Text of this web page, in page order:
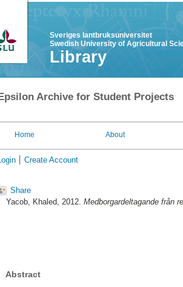
Sveriges lantbruksuniversitet
Swedish University of Agricultural
Library
Archive for Student Projects
Home About
Create Account
Share
Yacob, Khaled, 2012. Medborgardeltagande från
Abstract